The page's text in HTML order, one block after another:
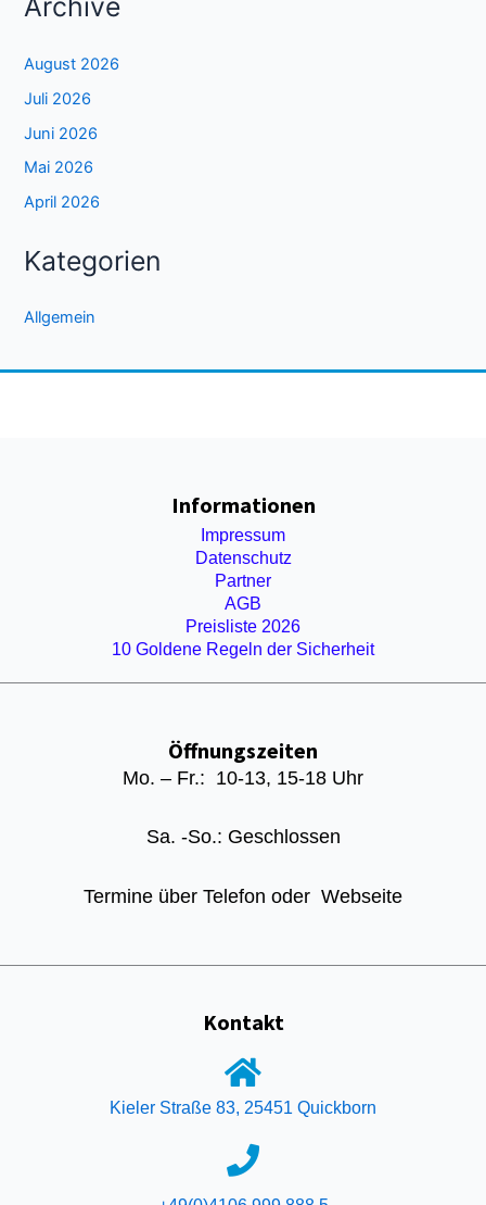
Archive
August 2026
Juli 2026
Juni 2026
Mai 2026
April 2026
Kategorien
Allgemein
Informationen
Impressum
Datenschutz
Partner
AGB
Preisliste 2026
10 Goldene Regeln der Sicherheit
Öffnungszeiten
Mo. – Fr.: 10-13, 15-18 Uhr
Sa. -So.: Geschlossen
Termine über Telefon oder Webseite
Kontakt
Kieler Straße 83, 25451 Quickborn